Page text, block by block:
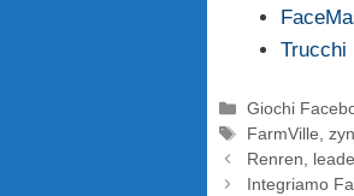
Trucchi
Categorie
Giochi
Tag
FarmVille,
Renren,
Integriamo